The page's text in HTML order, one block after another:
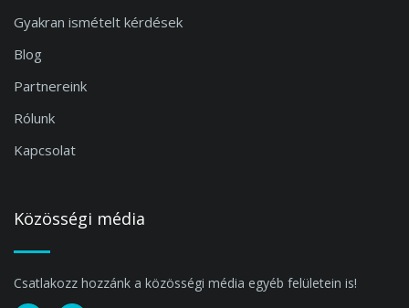
Gyakran ismételt kérdések
Blog
Partnereink
Rólunk
Kapcsolat
Közösségi média
Csatlakozz hozzánk a közösségi média egyéb felületein is!